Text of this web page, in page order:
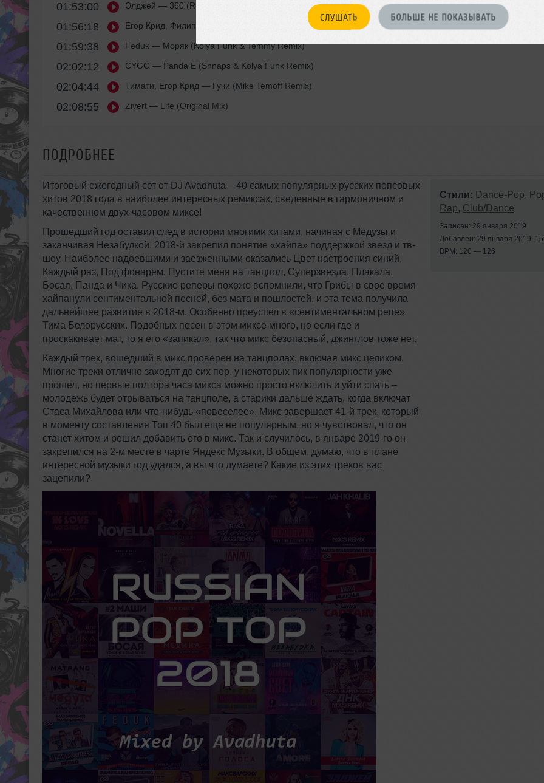
СЛУШАТЬ БОЛЬШЕ НЕ ПОКАЗЫВАТЬ
01:53:00 Элджей — 360 (Ruslan Rost & Rakurs Remix)
01:56:18 Егор Крид, Филипп Киркоров — Цвет настроения черный (Shnaps & Kolya Funk Sensored Remix)
01:59:38 Feduk — Моряк (Kolya Funk & Temmy Remix)
02:02:12 CYGO — Panda E (Shnaps & Kolya Funk Remix)
02:04:44 Тимати, Егор Крид — Гучи (Mike Temoff Remix)
02:08:55 Zivert — Life (Original Mix)
ПОДРОБНЕЕ
Итоговый ежегодный сет от DJ Avadhuta – 40 самых популярных русских попсовых
хитов 2018 года в наиболее интересных ремиксах, сведенные в гармоничном и
качественном двух-часовом миксе!
Прошедший год оставил след в истории многими хитами, начиная с Медузы и
заканчивая Незабудкой. 2018-й закрепил понятие «хайпа» поддержкой звезд и тв-
шоу. Наиболее надоевшими и заезженными оказались Цвет настроения синий,
Каждый раз, Под фонарем, Пустите меня на танцпол, Суперзвезда, Плакала,
Босая, Панда и Чика. Русские реперы похоже вспомнили, что Грибы в свое время
хайпанули сентиментальной песней, без мата и пошлостей, и эта тема получила
дальнейшее развитие в 2018-м. Особенно преуспел в «сентиментальном репе»
Тима Белорусских. Подобных песен в этом миксе много, но если где и
проскакивает мат, то я его «запикал», так что микс безопасный, джинглов тоже нет.
Каждый трек, вошедший в микс проверен на танцполах, включая микс целиком.
Многие треки отлично заходят до сих пор, у некоторых пик популярности уже
прошел, но первые полтора часа микса можно просто включить и уйти спать –
молодежь будет отрываться на танцполе, а старики дальше ждать, когда включат
Стаса Михайлова или что-нибудь «повеселее». Микс завершает 41-й трек, который
в моменту составления Топ 40 был еще не популярным, но я чувствовал, что он
станет хитом и решил добавить его в микс. Так и случилось, в январе 2019-го он
закрепился на 2-м месте в чарте Яндекс Музыки. В общем, думаю, что в плане
интересной музыки год удался, а вы что думаете? Какие из этих треков вас
зацепили?
Стили: Dance-Pop,
Rap, Club/Dance
Записан: 29 января 2019
Добавлен: 29 января 2019,
BPM: 120 — 126